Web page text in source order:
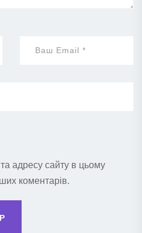
адресу сайту в цьому
коментарів.